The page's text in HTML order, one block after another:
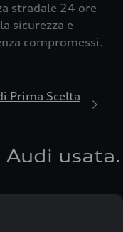
stradale 24 ore
sicurezza e
compromessi.
Prima Scelta
usata.